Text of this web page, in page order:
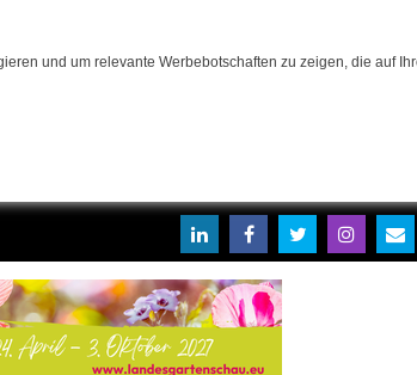
und um relevante Werbebotschaften zu zeigen, die auf